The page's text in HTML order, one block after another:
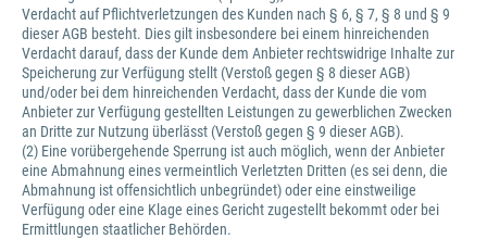
Verdacht auf Pflichtverletzungen des Kunden nach § 6, § 7, § 8 und § 9
dieser AGB besteht. Dies gilt insbesondere bei einem hinreichenden
Verdacht darauf, dass der Kunde dem Anbieter rechtswidrige Inhalte zur
Speicherung zur Verfügung stellt (Verstoß gegen § 8 dieser AGB)
und/oder bei dem hinreichenden Verdacht, dass der Kunde die vom
Anbieter zur Verfügung gestellten Leistungen zu gewerblichen Zwecken
an Dritte zur Nutzung überlässt (Verstoß gegen § 9 dieser AGB).
(2) Eine vorübergehende Sperrung ist auch möglich, wenn der Anbieter
eine Abmahnung eines vermeintlich Verletzten Dritten (es sei denn, die
Abmahnung ist offensichtlich unbegründet) oder eine einstweilige
Verfügung oder eine Klage eines Gericht zugestellt bekommt oder bei
Ermittlungen staatlicher Behörden.